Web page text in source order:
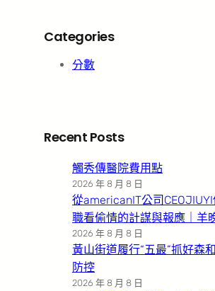
Categories
分數
Recent Posts
觸秀傳醫院費用點
2026 年 8 月 8 日
從americanIT公司
職看偷情的計謀與報應｜羊
2026 年 8 月 8 日
黃山街道履行“五最”抓好森
防控
2026 年 8 月 8 日